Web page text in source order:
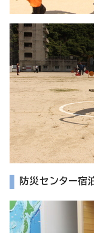
防災センター宿